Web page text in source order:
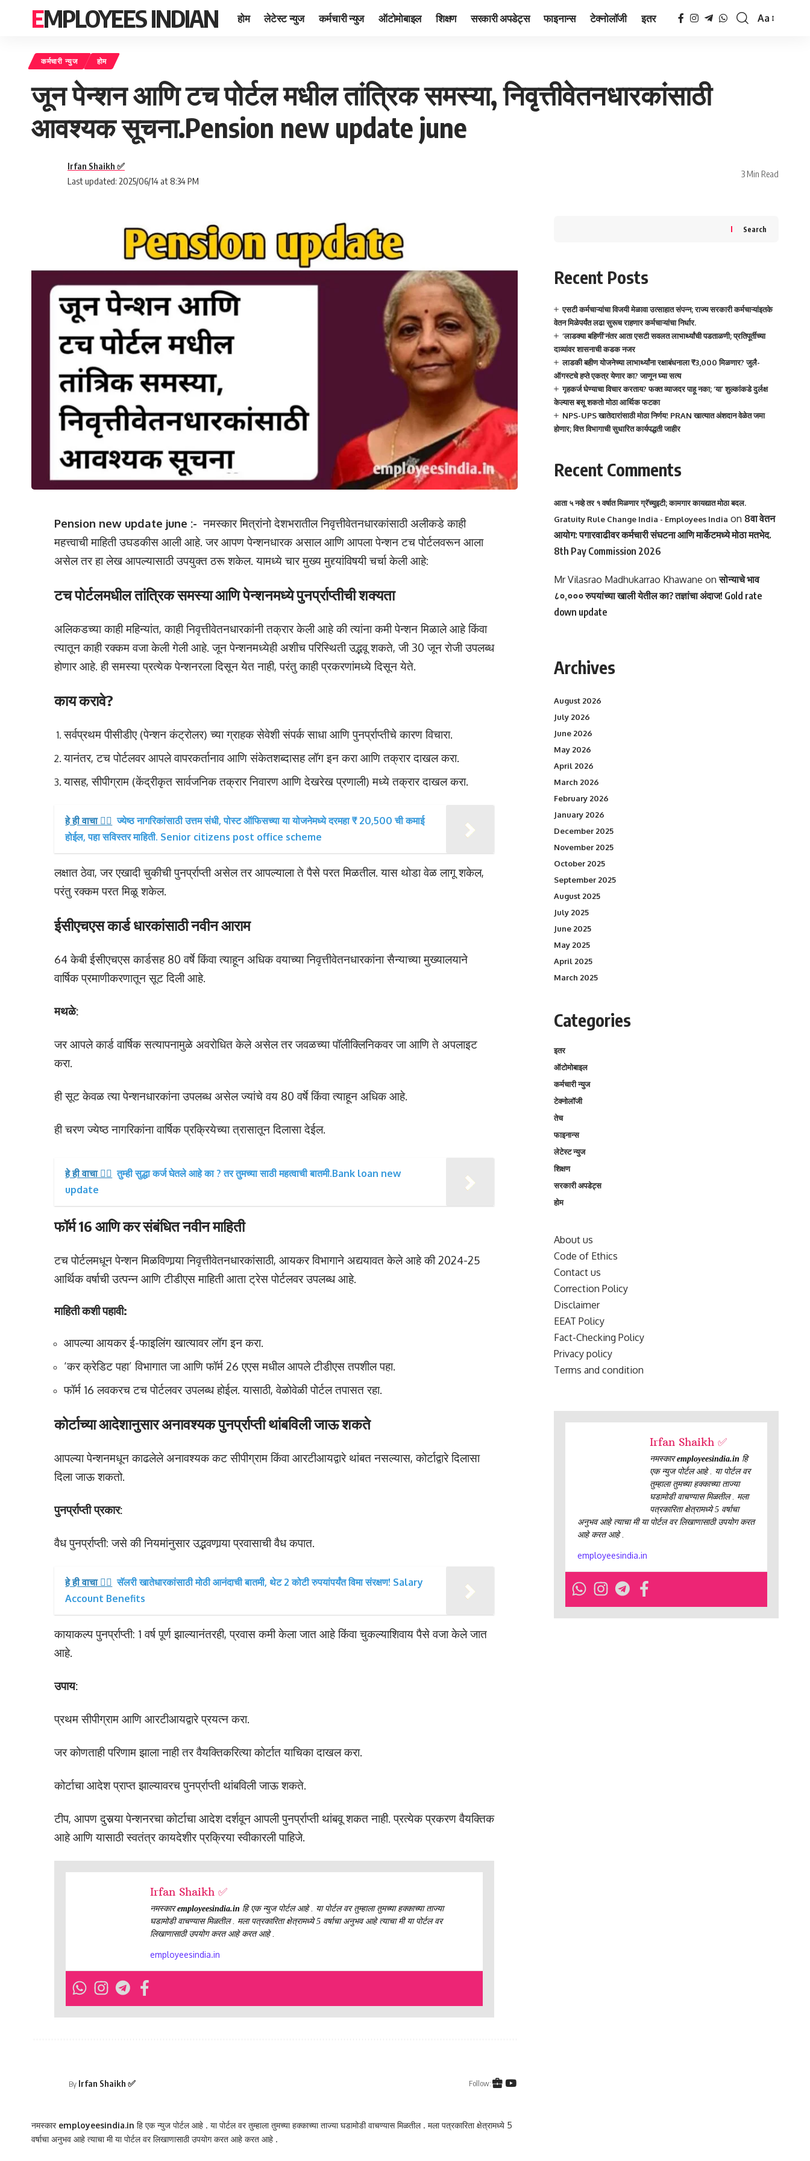
EMPLOYEES INDIAN होम लेटेस्ट न्युज कर्मचारी न्युज ऑटोमोबाइल शिक्षण सरकारी अपडेट्स फाइनान्स टेक्नोलॉजी इतर
Font
Aa
कर्मचारी न्युज होम
जून पेन्शन आणि टच पोर्टल मधील तांत्रिक समस्या, निवृत्तीवेतनधारकांसाठी
आवश्यक सूचना.Pension new update june
Last updated: 2025/06/14 at 8:34 PM
Irfan Shaikh ✅
3 Min Read
Pension new update june :- नमस्कार मित्रांनो देशभरातील निवृत्तीवेतनधारकांसाठी अलीकडे काही
महत्त्वाची माहिती उघडकीस आली आहे. जर आपण पेन्शनधारक असाल आणि आपला पेन्शन टच पोर्टलवरून आला
असेल तर हा लेख आपल्यासाठी उपयुक्त ठरू शकेल. यामध्ये चार मुख्य मुद्द्यांविषयी चर्चा केली आहे:
टच पोर्टलमधील तांत्रिक समस्या आणि पेन्शनमध्ये पुनर्प्राप्तीची शक्यता
अलिकडच्या काही महिन्यांत, काही निवृत्तीवेतनधारकांनी तक्रार केली आहे की त्यांना कमी पेन्शन मिळाले आहे किंवा
त्यातून काही रक्कम वजा केली गेली आहे. जून पेन्शनमध्येही अशीच परिस्थिती उद्भवू शकते, जी 30 जून रोजी उपलब्ध
होणार आहे. ही समस्या प्रत्येक पेन्शनरला दिसून येत नाही, परंतु काही प्रकरणांमध्ये दिसून येते.
काय करावे?
सर्वप्रथम पीसीडीए (पेन्शन कंट्रोलर) च्या ग्राहक सेवेशी संपर्क साधा आणि पुनर्प्राप्तीचे कारण विचारा.
यानंतर, टच पोर्टलवर आपले वापरकर्तानाव आणि संकेतशब्दासह लॉग इन करा आणि तक्रार दाखल करा.
यासह, सीपीग्राम (केंद्रीकृत सार्वजनिक तक्रार निवारण आणि देखरेख प्रणाली) मध्ये तक्रार दाखल करा.
हे ही वाचा 👉🏻 ज्येष्ठ नागरिकांसाठी उत्तम संधी, पोस्ट ऑफिसच्या या योजनेमध्ये दरमहा ₹ 20,500 ची कमाई
होईल, पहा सविस्तर माहिती. Senior citizens post office scheme
लक्षात ठेवा, जर एखादी चुकीची पुनर्प्राप्ती असेल तर आपल्याला ते पैसे परत मिळतील. यास थोडा वेळ लागू शकेल,
परंतु रक्कम परत मिळू शकेल.
ईसीएचएस कार्ड धारकांसाठी नवीन आराम
64 केबी ईसीएचएस कार्डसह 80 वर्षे किंवा त्याहून अधिक वयाच्या निवृत्तीवेतनधारकांना सैन्याच्या मुख्यालयाने
वार्षिक प्रमाणीकरणातून सूट दिली आहे.
मथळे:
जर आपले कार्ड वार्षिक सत्यापनामुळे अवरोधित केले असेल तर जवळच्या पॉलीक्लिनिकवर जा आणि ते अपलाइट
करा.
ही सूट केवळ त्या पेन्शनधारकांना उपलब्ध असेल ज्यांचे वय 80 वर्षे किंवा त्याहून अधिक आहे.
ही चरण ज्येष्ठ नागरिकांना वार्षिक प्रक्रियेच्या त्रासातून दिलासा देईल.
हे ही वाचा 👉🏻 तुम्ही सुद्धा कर्ज घेतले आहे का ? तर तुमच्या साठी महत्वाची बातमी.Bank loan new
update
फॉर्म 16 आणि कर संबंधित नवीन माहिती
टच पोर्टलमधून पेन्शन मिळविणार्‍या निवृत्तीवेतनधारकांसाठी, आयकर विभागाने अद्ययावत केले आहे की 2024-25
आर्थिक वर्षाची उत्पन्न आणि टीडीएस माहिती आता ट्रेस पोर्टलवर उपलब्ध आहे.
माहिती कशी पहावी:
आपल्या आयकर ई-फाइलिंग खात्यावर लॉग इन करा.
‘कर क्रेडिट पहा’ विभागात जा आणि फॉर्म 26 एएस मधील आपले टीडीएस तपशील पहा.
फॉर्म 16 लवकरच टच पोर्टलवर उपलब्ध होईल. यासाठी, वेळोवेळी पोर्टल तपासत रहा.
कोर्टाच्या आदेशानुसार अनावश्यक पुनर्प्राप्ती थांबविली जाऊ शकते
आपल्या पेन्शनमधून काढलेले अनावश्यक कट सीपीग्राम किंवा आरटीआयद्वारे थांबत नसल्यास, कोर्टाद्वारे दिलासा
दिला जाऊ शकतो.
पुनर्प्राप्ती प्रकार:
वैध पुनर्प्राप्ती: जसे की नियमांनुसार उद्भवणार्‍या प्रवासाची वैध कपात.
हे ही वाचा 👉🏻 सॅलरी खातेधारकांसाठी मोठी आनंदाची बातमी, थेट 2 कोटी रुपयांपर्यंत विमा संरक्षण! Salary
Account Benefits
कायाकल्प पुनर्प्राप्ती: 1 वर्ष पूर्ण झाल्यानंतरही, प्रवास कमी केला जात आहे किंवा चुकल्याशिवाय पैसे वजा केले जात
आहे.
उपाय:
प्रथम सीपीग्राम आणि आरटीआयद्वारे प्रयत्न करा.
जर कोणताही परिणाम झाला नाही तर वैयक्तिकरित्या कोर्टात याचिका दाखल करा.
कोर्टाचा आदेश प्राप्त झाल्यावरच पुनर्प्राप्ती थांबविली जाऊ शकते.
टीप, आपण दुसर्‍या पेन्शनरचा कोर्टाचा आदेश दर्शवून आपली पुनर्प्राप्ती थांबवू शकत नाही. प्रत्येक प्रकरण वैयक्तिक
आहे आणि यासाठी स्वतंत्र कायदेशीर प्रक्रिया स्वीकारली पाहिजे.
Irfan Shaikh ✅
नमस्कारemployeesindia.in हि एक न्युज पोर्टल आहे . या पोर्टल वर तुम्हाला तुमच्या हक्काच्या ताज्या
घडामोडी वाचण्यास मिळतील . मला पत्रकारिता क्षेत्रामध्ये 5 वर्षाचा अनुभव आहे त्याचा मी या पोर्टल वर
लिखाणासाठी उपयोग करत आहे करत आहे .
employeesindia.in
By Irfan Shaikh ✅ Follow:
नमस्कार employeesindia.in हि एक न्युज पोर्टल आहे . या पोर्टल वर तुम्हाला तुमच्या हक्काच्या ताज्या घडामोडी वाचण्यास मिळतील . मला पत्रकारिता क्षेत्रामध्ये 5
वर्षाचा अनुभव आहे त्याचा मी या पोर्टल वर लिखाणासाठी उपयोग करत आहे करत आहे .
Search
Recent Posts
एसटी कर्मचाऱ्यांचा विजयी मेळावा उत्साहात संपन्न; राज्य सरकारी कर्मचाऱ्यांइतके
वेतन मिळेपर्यंत लढा सुरूच राहणार कर्मचाऱ्यांचा निर्धार.
‘लाडक्या बहिणीं’नंतर आता एसटी सवलत लाभार्थ्यांची पडताळणी; प्रतिपूर्तीच्या
दाव्यांवर शासनाची कडक नजर
लाडकी बहीण योजनेच्या लाभार्थ्यांना रक्षाबंधनाला ₹3,000 मिळणार? जुलै-
ऑगस्टचे हप्ते एकत्र येणार का? जाणून घ्या सत्य
गृहकर्ज घेण्याचा विचार करताय? फक्त व्याजदर पाहू नका; ‘या’ शुल्कांकडे दुर्लक्ष
केल्यास बसू शकतो मोठा आर्थिक फटका
NPS-UPS खातेदारांसाठी मोठा निर्णय! PRAN खात्यात अंशदान वेळेत जमा
होणार; वित्त विभागाची सुधारित कार्यपद्धती जाहीर
Recent Comments
आता ५ नव्हे तर १ वर्षात मिळणार ग्रॅच्युइटी; कामगार कायद्यात मोठा बदल.
Gratuity Rule Change India - Employees India on 8वा वेतन
आयोग: पगारवाढीवर कर्मचारी संघटना आणि मार्केटमध्ये मोठा मतभेद.
8th Pay Commission 2026
Mr Vilasrao Madhukarrao Khawane onसोन्याचे भाव
८०,००० रुपयांच्या खाली येतील का? तज्ञांचा अंदाज! Gold rate
down update
Archives
August 2026
July 2026
June 2026
May 2026
April 2026
March 2026
February 2026
January 2026
December 2025
November 2025
October 2025
September 2025
August 2025
July 2025
June 2025
May 2025
April 2025
March 2025
Categories
इतर
ऑटोमोबाइल
कर्मचारी न्युज
टेक्नोलॉजी
तेच
फाइनान्स
लेटेस्ट न्युज
शिक्षण
सरकारी अपडेट्स
होम
About us
Code of Ethics
Contact us
Correction Policy
Disclaimer
EEAT Policy
Fact-Checking Policy
Privacy policy
Terms and condition
Irfan Shaikh ✅
नमस्कारemployeesindia.in हि
एक न्युज पोर्टल आहे . या पोर्टल वर
तुम्हाला तुमच्या हक्काच्या ताज्या
घडामोडी वाचण्यास मिळतील . मला
पत्रकारिता क्षेत्रामध्ये 5 वर्षाचा
अनुभव आहे त्याचा मी या पोर्टल वर लिखाणासाठी उपयोग करत
आहे करत आहे .
employeesindia.in